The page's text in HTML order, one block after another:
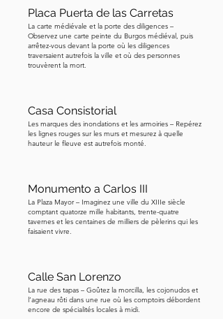
que vous puissiez voir les deux flèches
massives et apprécier toute la façade
d'un seul coup d'œil.
Placa Puerta de las Carretas
La carte médiévale et la porte des diligences –
Observez une carte peinte du Burgos médiéval, puis
arrêtez-vous devant la porte où les diligences
traversaient autrefois la ville et où des personnes
trouvèrent la mort.
Casa Consistorial
Les marques des inondations et les armoiries – Repérez
les lignes rouges sur les murs et mesurez à quelle
hauteur le fleuve est autrefois monté.
Monumento a Carlos III
La Plaza Mayor – Imaginez une ville du XIIIe siècle
comptant quatorze mille habitants, trente-quatre
tavernes et les centaines de milliers de pèlerins qui les
faisaient vivre.
Calle San Lorenzo
La rue des tapas – Goûtez la morcilla, les cojonudos et
l’agneau rôti dans une rue où les comptoirs débordent
encore de spécialités locales à midi.